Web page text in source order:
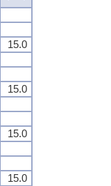
15.0
15.0
15.0
15.0